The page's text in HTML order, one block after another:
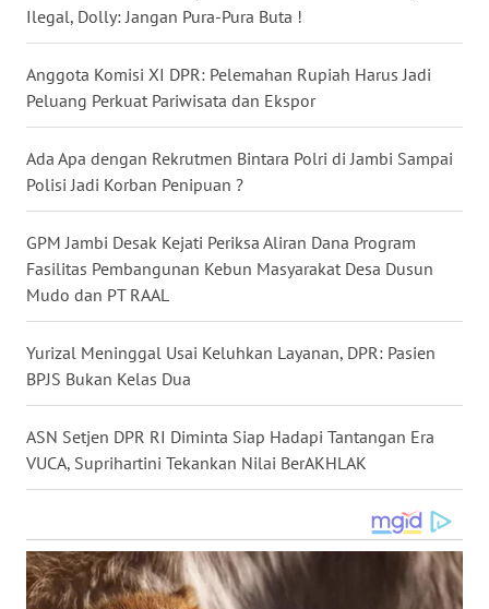
Ilegal, Dolly: Jangan Pura-Pura Buta !
Anggota Komisi XI DPR: Pelemahan Rupiah Harus Jadi
Peluang Perkuat Pariwisata dan Ekspor
Ada Apa dengan Rekrutmen Bintara Polri di Jambi Sampai
Polisi Jadi Korban Penipuan ?
GPM Jambi Desak Kejati Periksa Aliran Dana Program
Fasilitas Pembangunan Kebun Masyarakat Desa Dusun
Mudo dan PT RAAL
Yurizal Meninggal Usai Keluhkan Layanan, DPR: Pasien
BPJS Bukan Kelas Dua
ASN Setjen DPR RI Diminta Siap Hadapi Tantangan Era
VUCA, Suprihartini Tekankan Nilai BerAKHLAK
JATIM
BALI
KALBAR
WN
KALTENG
WN
KALTARA
WN
KALSEL
WN
KALTIM